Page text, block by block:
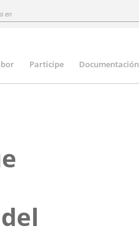
Participe Documentación